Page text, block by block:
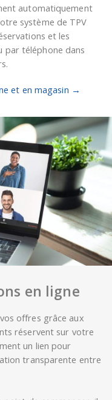
automatiquement
système de TPV
et les
par téléphone dans
et en magasin →
en ligne
offres grâce aux
réservent sur votre
un lien pour
transparente entre